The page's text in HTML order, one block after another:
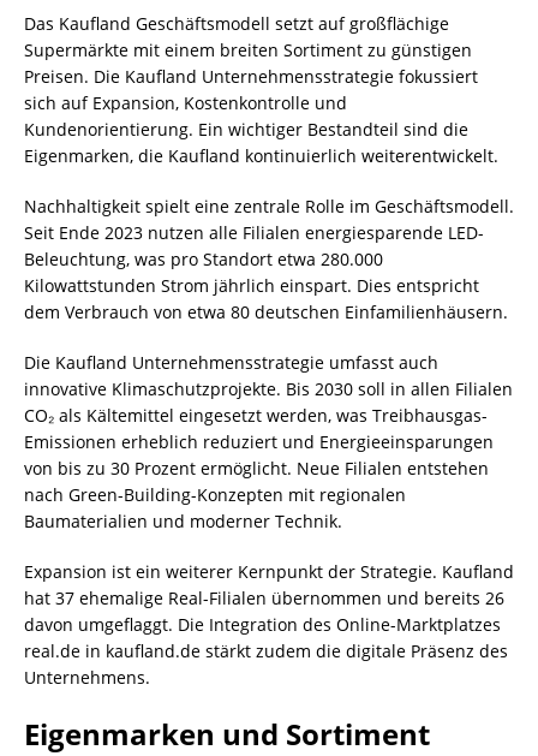
Das Kaufland Geschäftsmodell setzt auf großflächige
Supermärkte mit einem breiten Sortiment zu günstigen
Preisen. Die Kaufland Unternehmensstrategie fokussiert
sich auf Expansion, Kostenkontrolle und
Kundenorientierung. Ein wichtiger Bestandteil sind die
Eigenmarken, die Kaufland kontinuierlich weiterentwickelt.
Nachhaltigkeit spielt eine zentrale Rolle im Geschäftsmodell.
Seit Ende 2023 nutzen alle Filialen energiesparende LED-
Beleuchtung, was pro Standort etwa 280.000
Kilowattstunden Strom jährlich einspart. Dies entspricht
dem Verbrauch von etwa 80 deutschen Einfamilienhäusern.
Die Kaufland Unternehmensstrategie umfasst auch
innovative Klimaschutzprojekte. Bis 2030 soll in allen Filialen
CO₂ als Kältemittel eingesetzt werden, was Treibhausgas-
Emissionen erheblich reduziert und Energieeinsparungen
von bis zu 30 Prozent ermöglicht. Neue Filialen entstehen
nach Green-Building-Konzepten mit regionalen
Baumaterialien und moderner Technik.
Expansion ist ein weiterer Kernpunkt der Strategie. Kaufland
hat 37 ehemalige Real-Filialen übernommen und bereits 26
davon umgeflaggt. Die Integration des Online-Marktplatzes
real.de in kaufland.de stärkt zudem die digitale Präsenz des
Unternehmens.
Eigenmarken und Sortiment